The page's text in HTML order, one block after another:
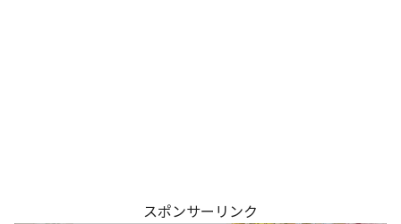
スポンサーリンク